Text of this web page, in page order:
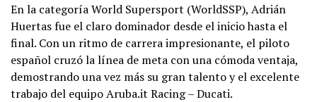
En la categoría World Supersport (WorldSSP), Adrián
Huertas fue el claro dominador desde el inicio hasta el
final. Con un ritmo de carrera impresionante, el piloto
español cruzó la línea de meta con una cómoda ventaja,
demostrando una vez más su gran talento y el excelente
trabajo del equipo Aruba.it Racing – Ducati.